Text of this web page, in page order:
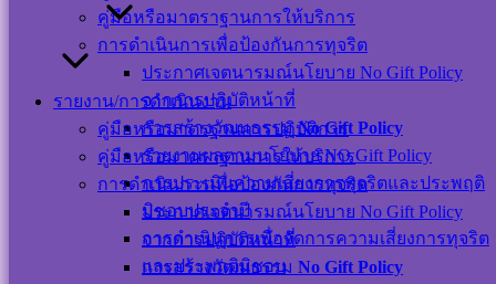
คู่มือหรือมาตราฐานการให้บริการ
การดำเนินการเพื่อป้องกันการทุจริต
ประกาศเจตนารมณ์นโยบาย No Gift Policy
จากการปฏิบัติหน้าที่
การสร้างวัฒนธรรมNo Gift Policy
รายงานผลตามนโยบาย NO Gift Policy
การประเมินความเสี่ยงการทุจริตและประพฤติ
มิชอบประจำปี
การดำเนินการเพื่อจัดการความเสี่ยงการทุจริต
และประพฤติมิชอบ
รายงาน/การดำเนินงาน
คู่มือหรือมาตรฐานการปฏิบัติการ
คู่มือหรือมาตราฐานการให้บริการ
การดำเนินการเพื่อป้องกันการทุจริต
ประกาศเจตนารมณ์นโยบาย No Gift Policy
จากการปฏิบัติหน้าที่
การสร้างวัฒนธรรม No Gift Policy
ออนไลน์
แผนผังเว็บไซต์